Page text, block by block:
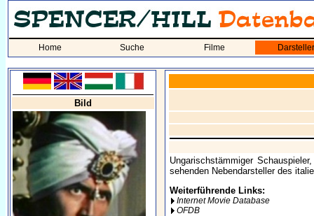
Home Suche Filme Darsteller
Bild
Ungarischstämmiger
sehenden Nebendarsteller des
Weiterführende Links:
Internet Movie Database
OFDB